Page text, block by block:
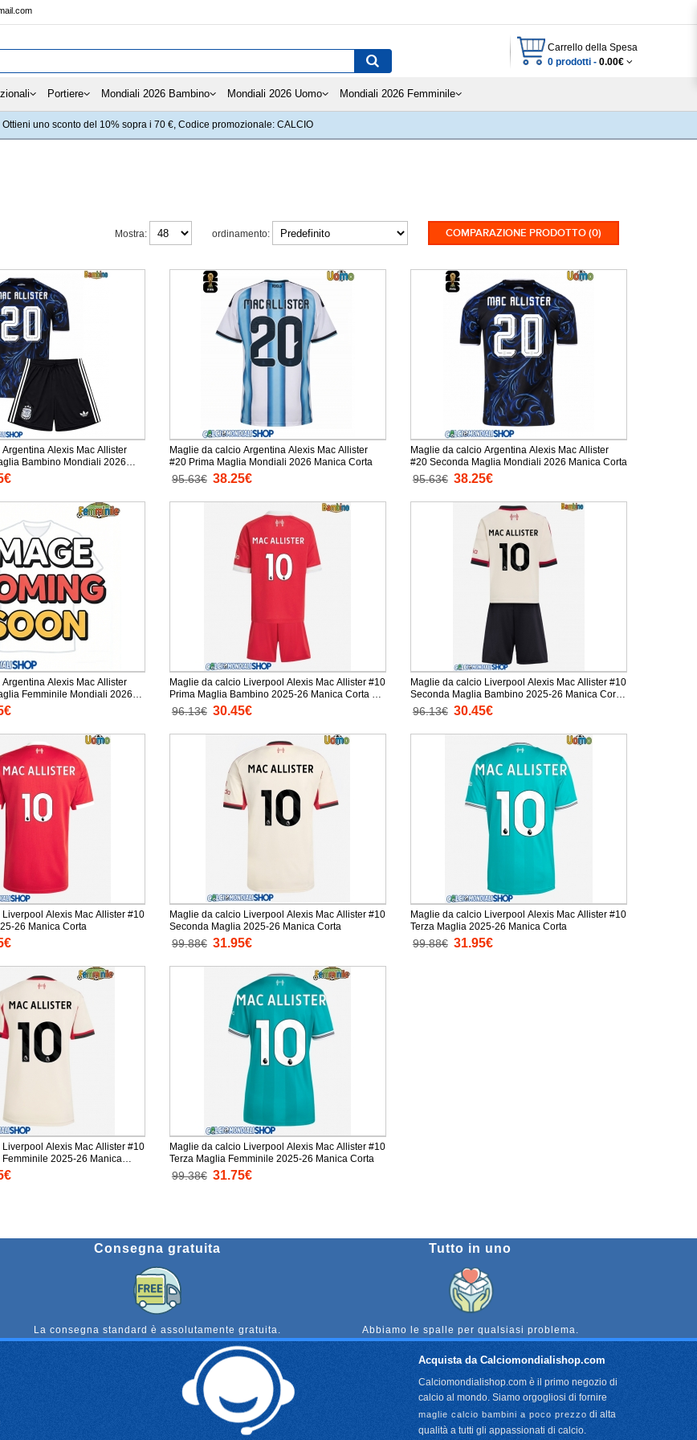
Carrello della Spesa
0 prodotti - 0.00€
Portiere Mondiali 2026 Bambino Mondiali 2026 Uomo Mondiali 2026 Femminile
Ottieni uno sconto del 10% sopra i 70 €, Codice promozionale: CALCIO
COMPARAZIONE PRODOTTO (0)
ordinamento:
Mostra:
Alexis Mac Allister
Bambino Mondiali 2026
corti)
Maglie da calcio Argentina Alexis Mac Allister
#20 Prima Maglia Mondiali 2026 Manica Corta
95.63€ 38.25€
Maglie da calcio Argentina Alexis Mac Allister
#20 Seconda Maglia Mondiali 2026 Manica Corta
95.63€ 38.25€
Alexis Mac Allister
Femminile Mondiali 2026
Maglie da calcio Liverpool Alexis Mac Allister #10
Prima Maglia Bambino 2025-26 Manica Corta +
Pantaloni corti)
96.13€ 30.45€
Maglie da calcio Liverpool Alexis Mac Allister #10
Seconda Maglia Bambino 2025-26 Manica Corta
+ Pantaloni corti)
96.13€ 30.45€
Alexis Mac Allister #10
26 Manica Corta
Maglie da calcio Liverpool Alexis Mac Allister #10
Seconda Maglia 2025-26 Manica Corta
99.88€ 31.95€
Maglie da calcio Liverpool Alexis Mac Allister #10
Terza Maglia 2025-26 Manica Corta
99.88€ 31.95€
Alexis Mac Allister #10
2025-26 Manica
Maglie da calcio Liverpool Alexis Mac Allister #10
Terza Maglia Femminile 2025-26 Manica Corta
99.38€ 31.75€
Consegna gratuita
La consegna standard è assolutamente gratuita.
Tutto in uno
Abbiamo le spalle per qualsiasi problema.
Acquista da Calciomondialishop.com
Calciomondialishop.com è il primo negozio di
calcio al mondo. Siamo orgogliosi di fornire
maglie calcio bambini a poco prezzo di alta
qualità a tutti gli appassionati di calcio.